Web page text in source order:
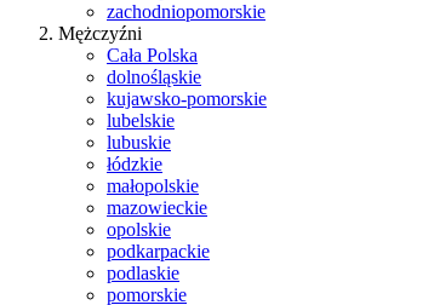
zachodniopomorskie
Mężczyźni
Cała Polska
dolnośląskie
kujawsko-pomorskie
lubelskie
lubuskie
łódzkie
małopolskie
mazowieckie
opolskie
podkarpackie
podlaskie
pomorskie